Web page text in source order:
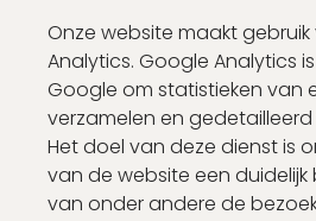
Onze website maakt
Analytics. Google Analytics
Google om statistieken van
verzamelen en
Het doel van deze dienst is
van de website een
van onder andere de